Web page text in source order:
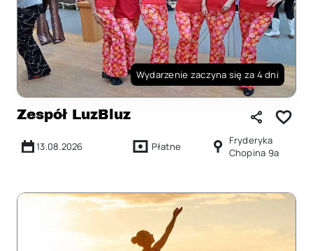
Wydarzenie zaczyna się za 4 dni
Zespół LuzBluz
13.08.2026 Płatne
Fryderyka
Chopina 9a